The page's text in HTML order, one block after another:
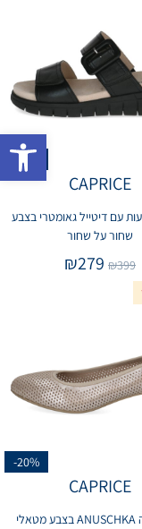
-30%
CAPRICE
עם דיטייל גאומטרי בצבע
שחור על שחור
₪399
₪279
-20%
CAPRICE
נעלי סירה ANUSCHKA בצבע מטאלי